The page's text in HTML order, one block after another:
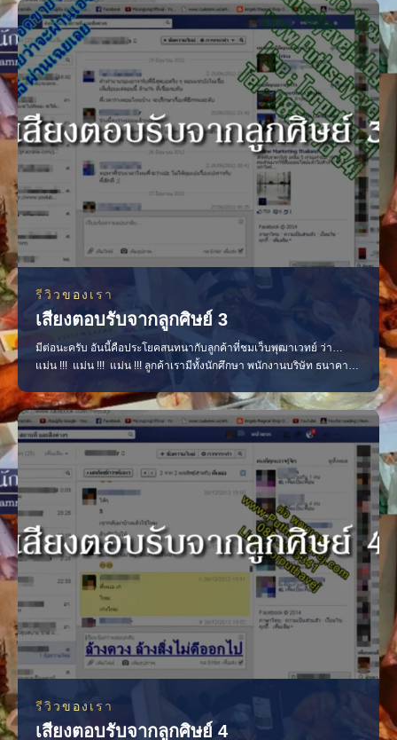
ความรักให้แฟนกลับมา มีคนมาจีบเธอเพราะคาถาราศีมากมาย ทุกวันนี้
เขายังมาไถ่ถามเรื่องต่างๆ เช่น จิ้งจกตกใส่ หมายความว่าอะไร เป
รีวิวของเรา
เสียงตอบรับจากลูกศิษย์ 3
มีต่อนะครับ อันนี้คือประโยคสนทนากับลูกค้าที่ชมเว็บพุฒาเวทย์ ว่า…
แม่น !!! แม่น !!! แม่น !!! ลูกค้าเรามีทั้งนักศึกษา พนักงานบริษัท ธนาคาร
ออสเตรเลีย จีน ญ๊่ปุ่น ฯลฯ…. ทอมตะลึง 5555+ แม่นจนต้องดูอีก ตัวเอง
โดนของแฟนทิ้งไป พี่มหอล้างของช่วยเร
รีวิวของเรา
เสียงตอบรับจากลูกศิษย์ 4